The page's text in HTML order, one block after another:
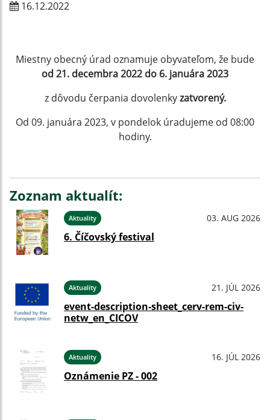
16.12.2022
Miestny obecný úrad oznamuje obyvateľom, že bude
od 21. decembra 2022 do 6. januára 2023
z dôvodu čerpania dovolenkyzatvorený.
Od 09. januára 2023, v pondelok úradujeme od 08:00
hodiny.
Zoznam aktualít:
Aktuality 03. AUG 2026
6. Číčovský festival
Aktuality 21. JÚL 2026
event-description-sheet_cerv-rem-civ-
netw_en_CICOV
Aktuality 16. JÚL 2026
Oznámenie PZ - 002